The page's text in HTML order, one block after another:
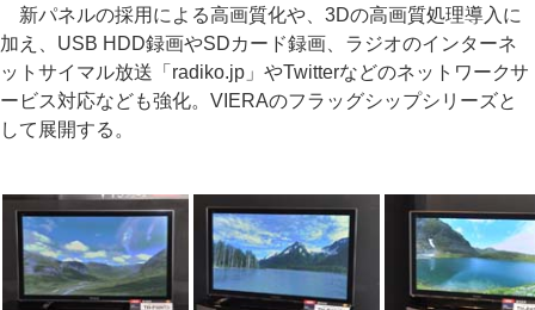
新パネルの採用による高画質化や、3Dの高画質処理導入に
加え、USB HDD録画やSDカード録画、ラジオのインターネ
ットサイマル放送「radiko.jp」やTwitterなどのネットワークサ
ービス対応なども強化。VIERAのフラッグシップシリーズと
して展開する。